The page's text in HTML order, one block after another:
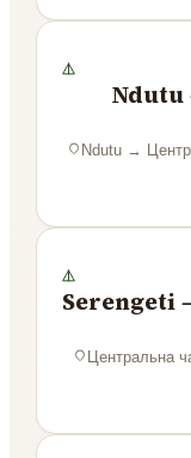
Ndutu
Ndutu→
Serengeti
Центральна